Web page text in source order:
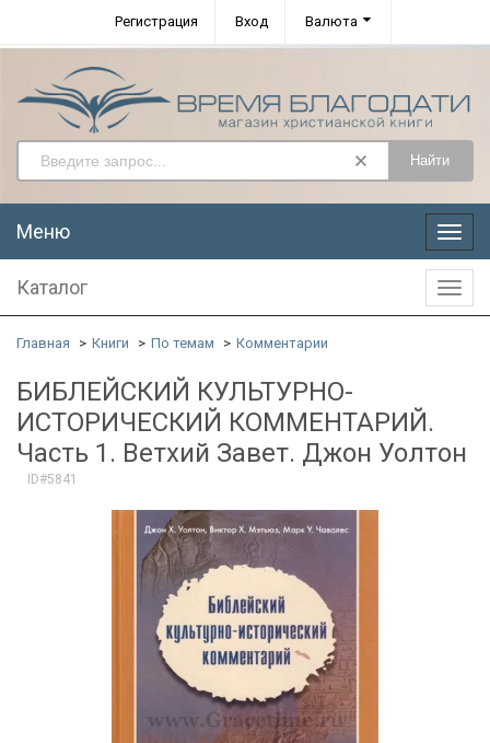
Регистрация Вход Валюта
Найти
Меню
Меню
Каталог
Главная Книги По темам Комментарии
БИБЛЕЙСКИЙ КУЛЬТУРНО-
ИСТОРИЧЕСКИЙ КОММЕНТАРИЙ.
Часть 1. Ветхий Завет. Джон Уолтон
ID#5841